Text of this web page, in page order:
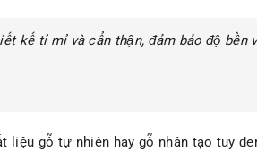
kế tỉ mỉ và cẩn thận, đảm bảo độ bền
liệu gỗ tự nhiên hay gỗ nhân tạo tuy